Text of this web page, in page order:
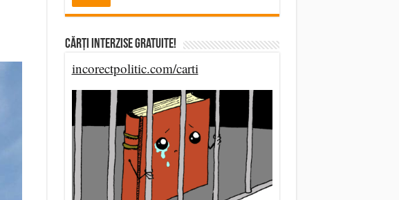
Cărți Interzise Gratuite!
incorectpolitic.com/carti